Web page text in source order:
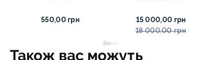
550,00 грн
15 000,00 грн
18 000,00 грн
Також вас можуть